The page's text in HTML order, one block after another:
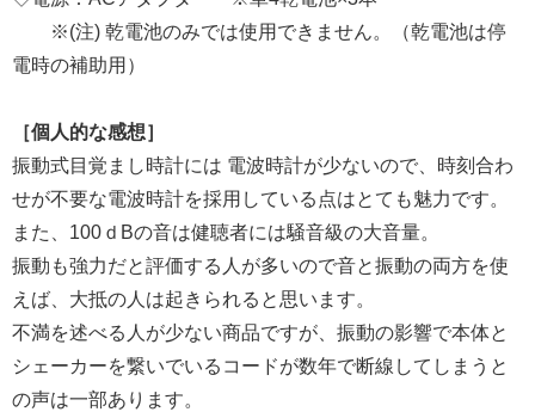
※(注) 乾電池のみでは使用できません。（乾電池は停
電時の補助用）
［個人的な感想］
振動式目覚まし時計には 電波時計が少ないので、時刻合わ
せが不要な電波時計を採用している点はとても魅力です。
また、100ｄBの音は健聴者には騒音級の大音量。
振動も強力だと評価する人が多いので音と振動の両方を使
えば、大抵の人は起きられると思います。
不満を述べる人が少ない商品ですが、振動の影響で本体と
シェーカーを繋いでいるコードが数年で断線してしまうと
の声は一部あります。